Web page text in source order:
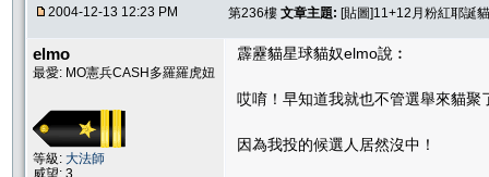
2004-12-13 12:23 PM 第236樓 文章主題: [貼圖]11+12月粉紅耶誕
elmo
最愛: MO憲兵CASH多羅羅虎妞
等級: 大法師
威望: 3
霹靂貓星球貓奴elmo說︰
哎唷！早知道我就也不管選舉來貓聚
因為我投的候選人居然沒中！